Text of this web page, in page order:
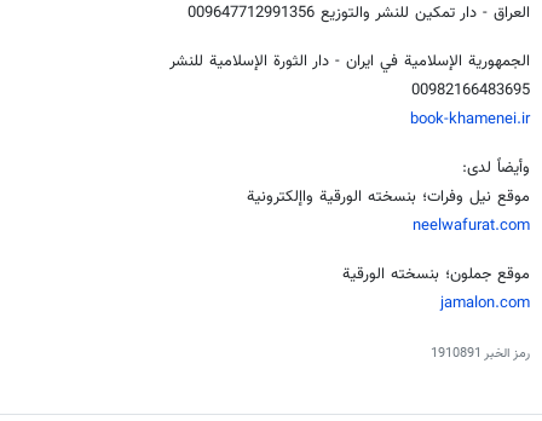
العراق - دار تمكين للنشر والتوزيع 009647712991356
الجمهورية الإسلامية في ايران - دار الثورة الإسلامية للنشر
00982166483695
book-khamenei.ir
وأيضاً لدى:
موقع نيل وفرات؛ بنسخته الورقية واإلكترونية
neelwafurat.com
موقع جملون؛ بنسخته الورقية
jamalon.com
رمز الخبر 1910891